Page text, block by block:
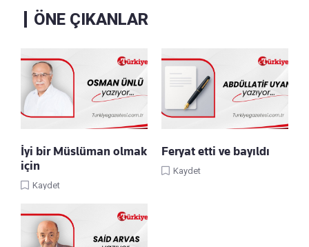
ÖNE ÇIKANLAR
İyi bir Müslüman olmak
için
Kaydet
Feryat etti ve bayıldı
Kaydet